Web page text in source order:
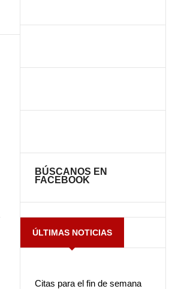
BÚSCANOS EN
FACEBOOK
ÚLTIMAS NOTICIAS
Citas para el fin de semana